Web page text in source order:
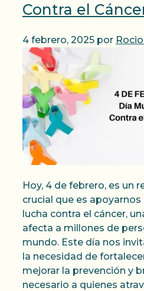
Contra el
4 febrero, 2025 por
Hoy, 4 de febrero, es un
crucial que es
lucha contra el cáncer,
afecta a millones de
mundo. Este día nos
la necesidad de
mejorar la prevención y
necesario a quienes